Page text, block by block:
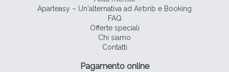
Aparteasy – Un'alternativa ad Airbnb e Booking
FAQ
Offerte speciali
Chi siamo
Contatti
Pagamento online